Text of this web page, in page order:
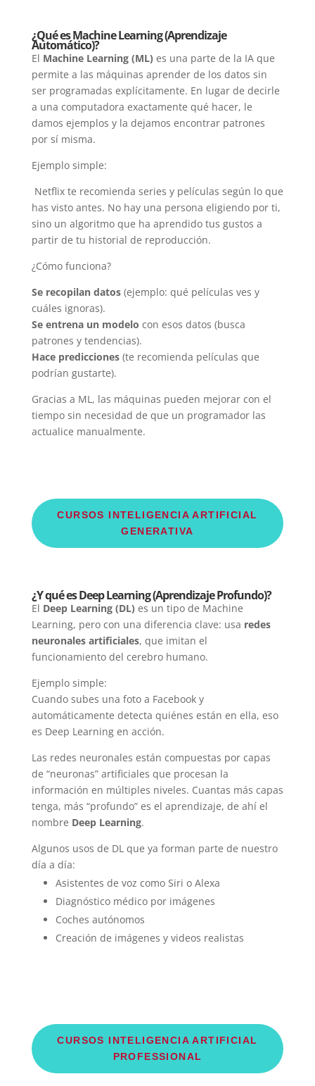
¿Qué es Machine Learning (Aprendizaje
Automático)?
El Machine Learning (ML) es una parte de la IA que
permite a las máquinas aprender de los datos sin
ser programadas explícitamente. En lugar de decirle
a una computadora exactamente qué hacer, le
damos ejemplos y la dejamos encontrar patrones
por sí misma.
Ejemplo simple:
Netflix te recomienda series y películas según lo que
has visto antes. No hay una persona eligiendo por ti,
sino un algoritmo que ha aprendido tus gustos a
partir de tu historial de reproducción.
¿Cómo funciona?
Se recopilan datos(ejemplo: qué películas ves y
cuáles ignoras).
Se entrena un modelo con esos datos (busca
patrones y tendencias).
Hace predicciones(te recomienda películas que
podrían gustarte).
Gracias a ML, las máquinas pueden mejorar con el
tiempo sin necesidad de que un programador las
actualice manualmente.
CURSOS INTELIGENCIA ARTIFICIAL
GENERATIVA
¿Y qué es Deep Learning (Aprendizaje Profundo)?
El Deep Learning (DL) es un tipo de Machine
Learning, pero con una diferencia clave: usa redes
neuronales artificiales, que imitan el
funcionamiento del cerebro humano.
Ejemplo simple:
Cuando subes una foto a Facebook y
automáticamente detecta quiénes están en ella, eso
es Deep Learning en acción.
Las redes neuronales están compuestas por capas
de “neuronas” artificiales que procesan la
información en múltiples niveles. Cuantas más capas
tenga, más “profundo” es el aprendizaje, de ahí el
nombre Deep Learning.
Algunos usos de DL que ya forman parte de nuestro
día a día:
Asistentes de voz como Siri o Alexa
Diagnóstico médico por imágenes
Coches autónomos
Creación de imágenes y videos realistas
CURSOS INTELIGENCIA ARTIFICIAL
PROFESSIONAL